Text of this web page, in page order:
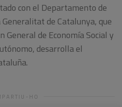
con el Departamento de
de Catalunya, que
General de Economía Social y
desarrolla el
HO